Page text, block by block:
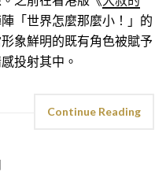
「世界怎麼那麼小！」的
象鮮明的既有角色被賦予
投射其中。
Continue Reading